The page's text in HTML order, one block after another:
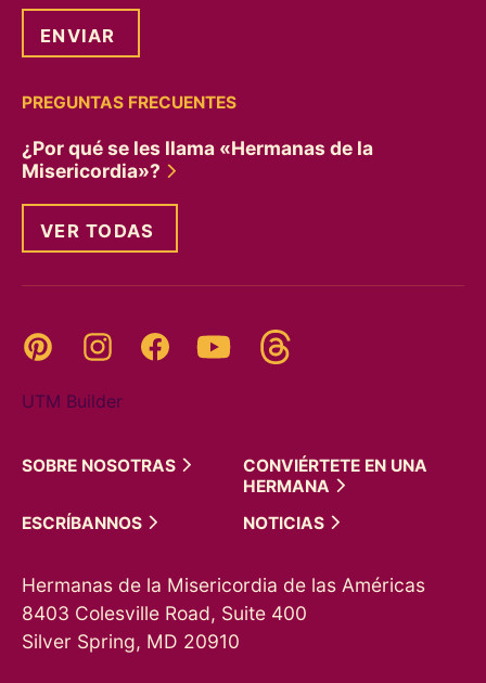
PREGUNTAS FRECUENTES
¿Por qué se les llama «Hermanas de la
Misericordia»?
VER TODAS
Pinterest InstagramFacebookYouTube
UTM Builder
SOBRE NOSOTRAS
CONVIÉRTETE EN UNA
HERMANA
ESCRÍBANNOS
NOTICIAS
Hermanas de la Misericordia de las Américas
8403 Colesville Road, Suite 400
Silver Spring, MD 20910